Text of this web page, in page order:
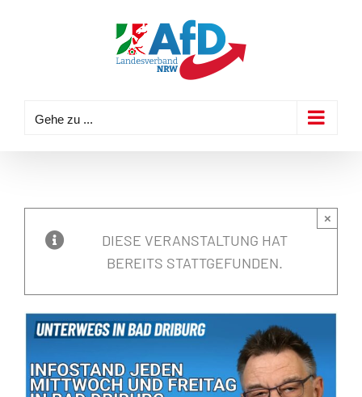
Gehe zu ...
DIESE VERANSTALTUNG HAT
BEREITS STATTGEFUNDEN.
×